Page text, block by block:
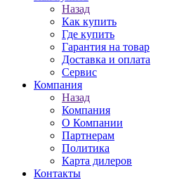
Назад
Как купить
Где купить
Гарантия на товар
Доставка и оплата
Сервис
Компания
Назад
Компания
О Компании
Партнерам
Политика
Карта дилеров
Контакты